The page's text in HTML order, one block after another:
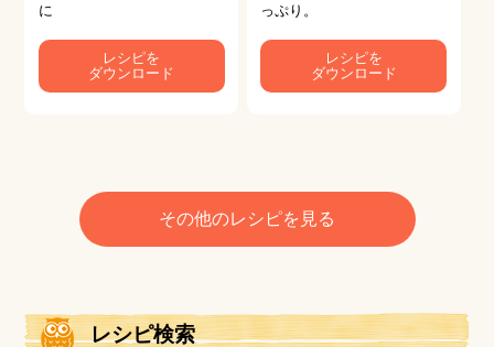
に
レシピを
ダウンロード
っぷり。
レシピを
ダウンロード
その他のレシピを見る
レシピ検索